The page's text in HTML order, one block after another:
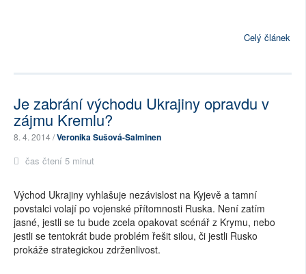
Celý článek
Je zabrání východu Ukrajiny opravdu v
zájmu Kremlu?
8. 4. 2014 /Veronika Sušová-Salminen
čas čtení 5 minut
Východ Ukrajiny vyhlašuje nezávislost na Kyjevě a tamní
povstalci volají po vojenské přítomnosti Ruska. Není zatím
jasné, jestli se tu bude zcela opakovat scénář z Krymu, nebo
jestli se tentokrát bude problém řešit silou, či jestli Rusko
prokáže strategickou zdrženlivost.